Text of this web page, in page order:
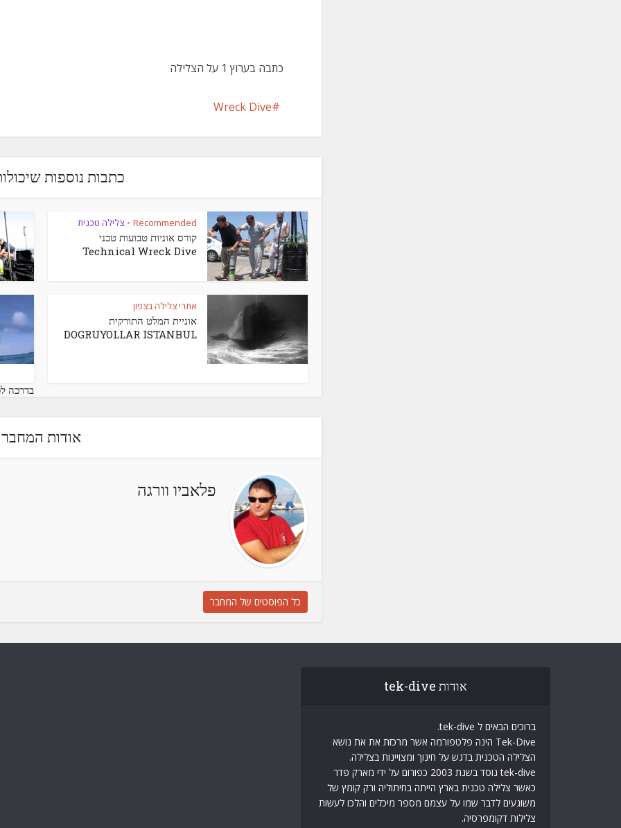
כתבה בערוץ 1 על הצלילה
Wreck Dive
כתבות נוספות
Recommended
• צלילה טכנית
קורס אוניות טבועות טכני
Technical Wreck Dive
אתרי צלילה בצפון
אוניית המלט התורקית
DOGRUYOLLAR ISTANBUL
בדרכה
אודות המחבר
פלאביו וורגה
כל הפוסטים של המחבר
אודות tek-dive
ברוכים הבאים ל tek-dive.
Tek-Dive הינה פלטפורמה אשר מרכזת את את נושא
הצלילה הטכנית בדגש על חינוך ומצויינות בצלילה.
tek-dive נוסד בשנת 2003 כפורום על ידי מארק פדר
כאשר צלילה טכנית בארץ הייתה בחיתוליה ורק קומץ של
משוגעים לדבר שמו על עצמם מספר מיכלים והלכו לעשות
צלילות דקומפרסיה.